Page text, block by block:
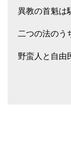
異教の首魁は
二つの法の
野蛮人と自由